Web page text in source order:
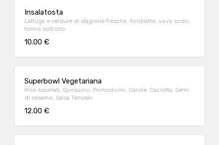
Insalatosta
Lattuga e verdure di stagione fresche, fiordilatte, uovo sodo,
tonno sott'olio.
10.00 €
Superbowl Vegetariana
Riso basmati, Spinacino, Pomodorini, Carote, Caciotta, Semi
di sesamo, Salsa Teriyiaki
12.00 €